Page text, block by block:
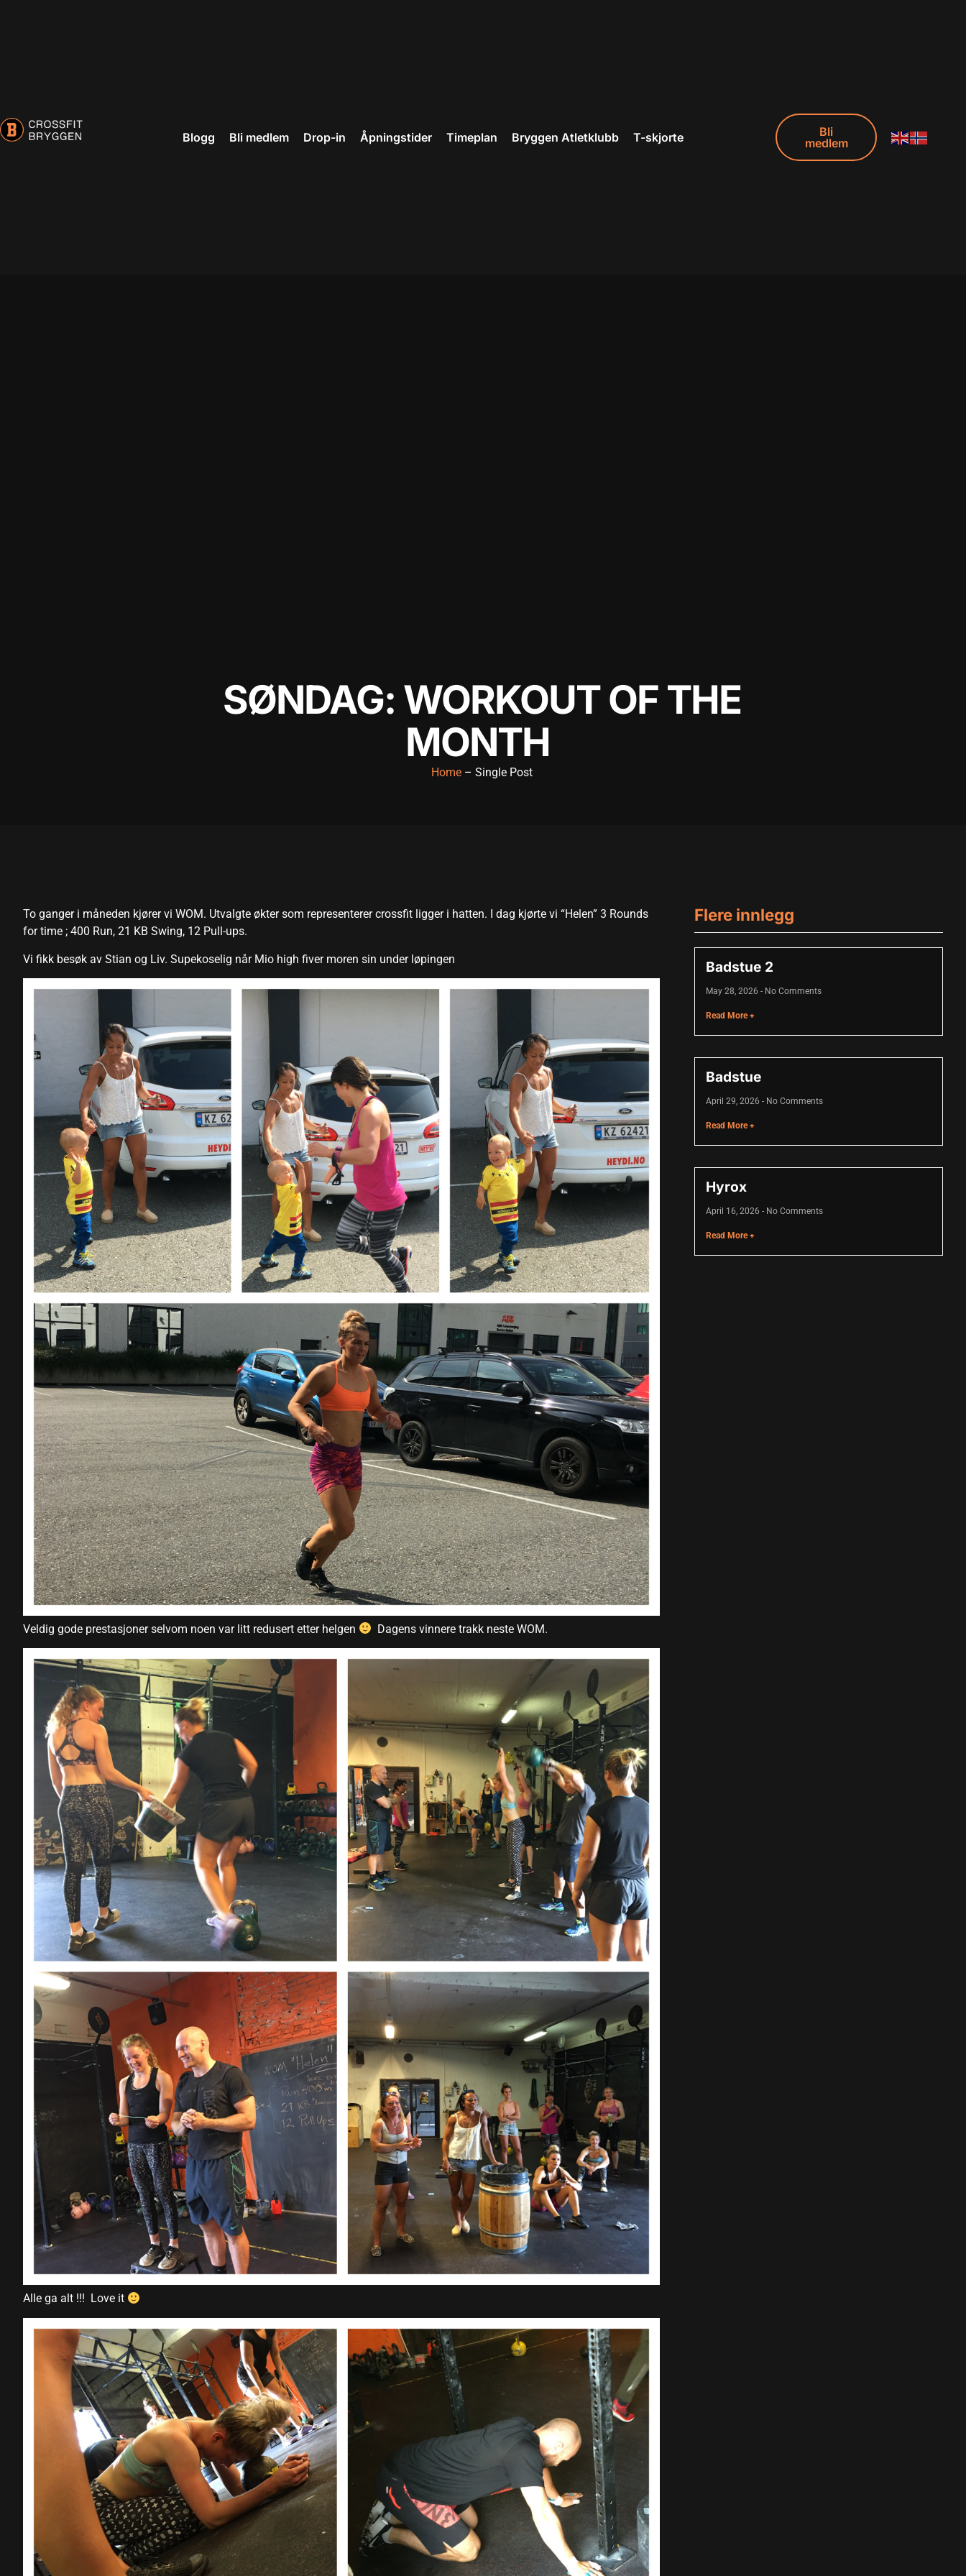
Blogg Bli medlem Drop-in Åpningstider Timeplan Bryggen Atletklubb T-skjorte
Bli
medlem
SØNDAG: WORKOUT OF THE
MONTH
Home– Single Post
To ganger i måneden kjører vi WOM. Utvalgte økter som representerer crossfit ligger i hatten. I dag kjørte vi “Helen” 3 Rounds
for time ; 400 Run, 21 KB Swing, 12 Pull-ups.
Vi fikk besøk av Stian og Liv. Supekoselig når Mio high fiver moren sin under løpingen
Veldig gode prestasjoner selvom noen var litt redusert etter helgen Dagens vinnere trakk neste WOM.
Alle ga alt !!! Love it
Flere innlegg
Badstue 2
May 28, 2026 No Comments
Read More +
Badstue
April 29, 2026 No Comments
Read More +
Hyrox
April 16, 2026 No Comments
Read More +